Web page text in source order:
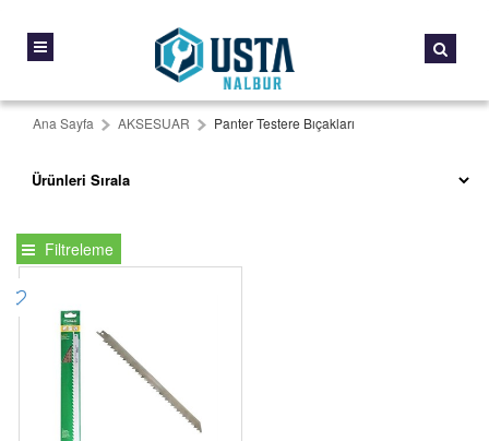
Ana Sayfa AKSESUAR Panter Testere Bıçakları
Filtreleme